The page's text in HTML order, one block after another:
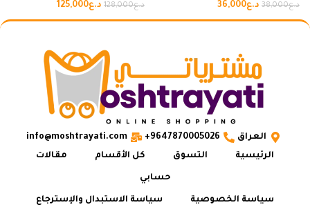
د.ع38,000 د.ع36,000 د.ع128,000 د.ع125,000
العراق 9647870005026+
info@moshtrayati.com
الرئيسية
التسوق كل الأقسام مقالات
حسابي
سياسة الخصوصية سياسة الاستبدال والإسترجاع